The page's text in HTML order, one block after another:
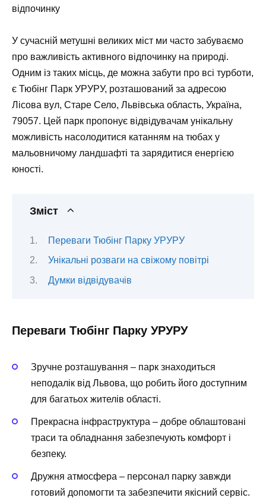
відпочинку
У сучасній метушні великих міст ми часто забуваємо
про важливість активного відпочинку на природі.
Одним із таких місць, де можна забути про всі турботи,
є Тюбінг Парк УРУРУ, розташований за адресою
Лісова вул, Старе Село, Львівська область, Україна,
79057. Цей парк пропонує відвідувачам унікальну
можливість насолодитися катанням на тюбах у
мальовничому ландшафті та зарядитися енергією
юності.
Зміст
Переваги Тюбінг Парку УРУРУ
Унікальні розваги на свіжому повітрі
Думки відвідувачів
Переваги Тюбінг Парку УРУРУ
Зручне розташування – парк знаходиться
неподалік від Львова, що робить його доступним
для багатьох жителів області.
Прекрасна інфраструктура – добре облаштовані
траси та обладнання забезпечують комфорт і
безпеку.
Дружня атмосфера – персонал парку завжди
готовий допомогти та забезпечити якісний сервіс.